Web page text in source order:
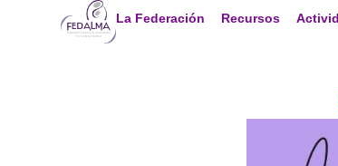
La Federación Recursos